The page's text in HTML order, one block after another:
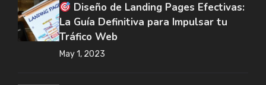
Diseño de Landing Pages Efectivas:
La Guía Definitiva para Impulsar tu
Tráfico Web
May 1, 2023